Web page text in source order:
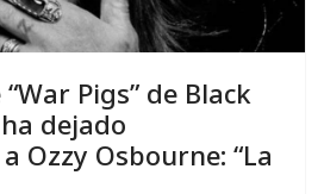
Pigs” de Black
dejado
Ozzy Osbourne: “La